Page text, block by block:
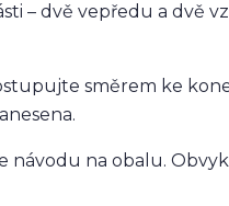
– dvě vepředu a dvě
směrem ke
na obalu.